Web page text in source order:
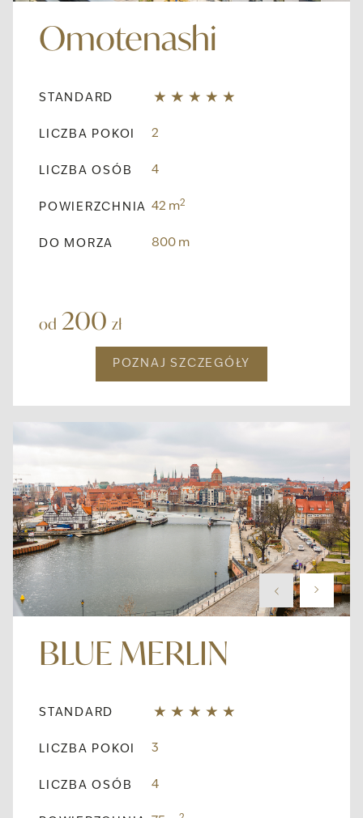
Omotenashi
STANDARD
LICZBA POKOI 2
LICZBA OSÓB 4
POWIERZCHNIA 42 m2
DO MORZA 800 m
od 200 zł
POZNAJ SZCZEGÓŁY
BLUE MERLIN
STANDARD
LICZBA POKOI 3
LICZBA OSÓB 4